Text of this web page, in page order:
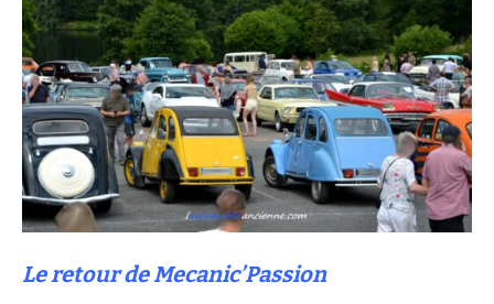
Le retour de Mecanic’Passion